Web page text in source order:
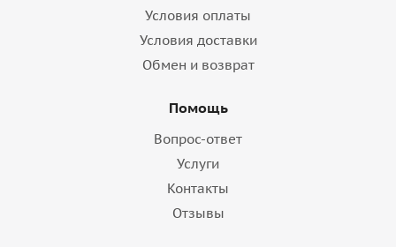
Условия оплаты
Условия доставки
Обмен и возврат
Помощь
Вопрос-ответ
Услуги
Контакты
Отзывы